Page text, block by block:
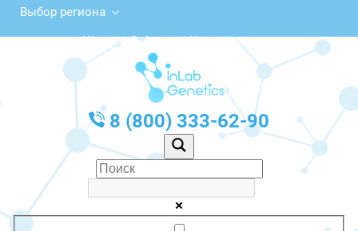
Выбор региона
пр. Жиделі, 2, Атырау, Казахстан
с 10:00 до 20:00
График работы: Пн-Пт с 10:00 до 20:00
8 (800) 333-62-90